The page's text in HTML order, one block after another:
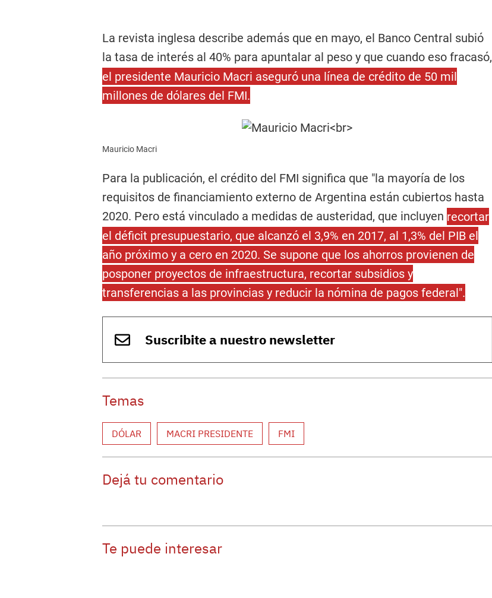
La revista inglesa describe además que en mayo, el Banco Central subió
la tasa de interés al 40% para apuntalar al peso y que cuando eso fracasó,
el presidente Mauricio Macri aseguró una línea de crédito de 50 mil
millones de dólares del FMI.
Mauricio Macri
Para la publicación, el crédito del FMI significa que "la mayoría de los
requisitos de financiamiento externo de Argentina están cubiertos hasta
2020. Pero está vinculado a medidas de austeridad, que incluyen recortar
el déficit presupuestario, que alcanzó el 3,9% en 2017, al 1,3% del PIB el
año próximo y a cero en 2020. Se supone que los ahorros provienen de
posponer proyectos de infraestructura, recortar subsidios y
transferencias a las provincias y reducir la nómina de pagos federal".
Suscribite a nuestro newsletter
Temas
DÓLAR MACRI PRESIDENTE FMI
Dejá tu comentario
Te puede interesar